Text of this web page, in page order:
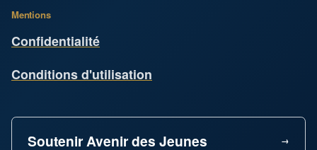
Mentions
Confidentialité
Conditions d'utilisation
Soutenir Avenir des Jeunes